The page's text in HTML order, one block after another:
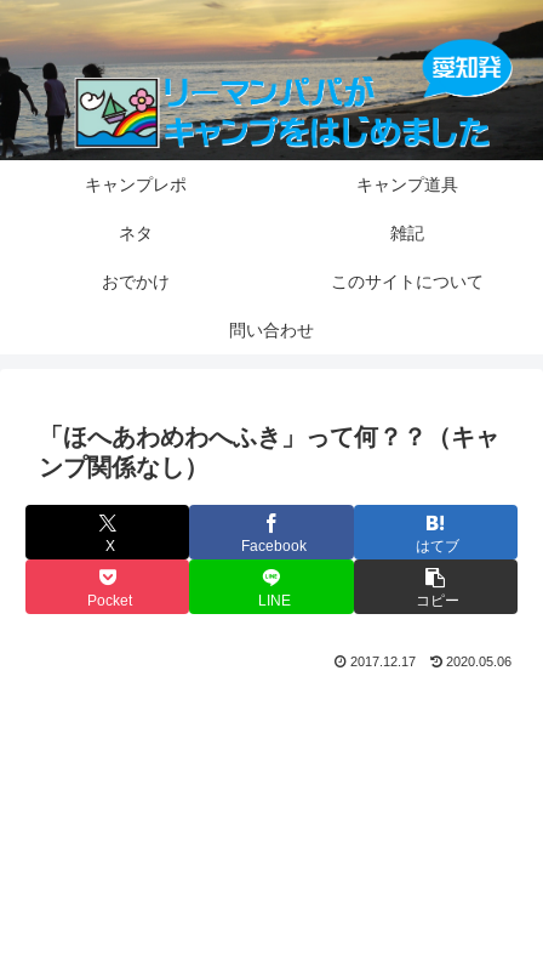
キャンプレポ キャンプ道具
ネタ 雑記
おでかけ このサイトについて
問い合わせ
「ほへあわめわへふき」って何？？（キャ
ンプ関係なし）
X Facebook はてブ
Pocket LINE コピー
2017.12.17 2020.05.06